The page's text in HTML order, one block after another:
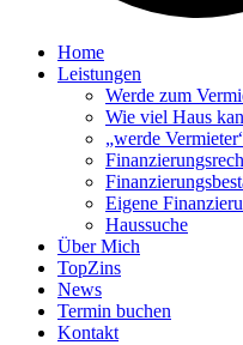
Home
Leistungen
Werde zum
Wie viel Haus
„werde
Eigene
Haussuche
Über Mich
TopZins
News
Termin buchen
Kontakt